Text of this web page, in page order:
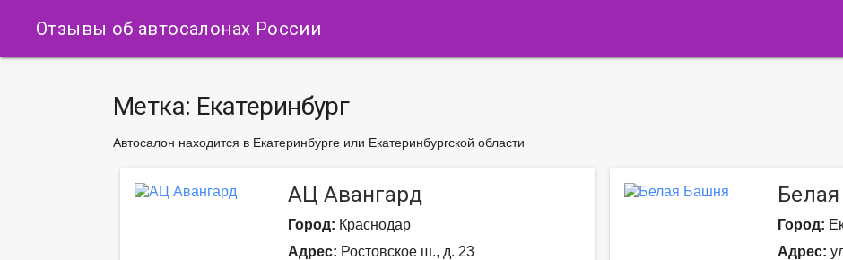
Отзывы об автосалонах России
Метка: Екатеринбург
Автосалон находится в Екатеринбурге или Екатеринбургской области
АЦ Авангард
Город: Краснодар
Адрес: Ростовское ш., д. 23
Город:
Адрес: